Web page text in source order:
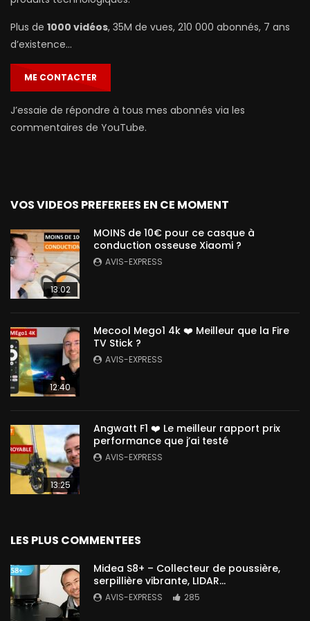
Plus de 1000 vidéos, 35M de vues, 210 000 abonnés, 7 ans
d’existence…
ME CONTACTER
J’essaie de répondre à tous mes abonnés via les
commentaires de YouTube.
VOS VIDEOS PREFEREES EN CE MOMENT
13:02
MOINS de 10€ pour ce casque à
conduction osseuse Xiaomi ?
AVIS-EXPRESS
12:40
Mecool Mego1 4k ❤️ Meilleur que la Fire
TV Stick ?
AVIS-EXPRESS
13:25
Angwatt F1 ❤️ Le meilleur rapport prix
performance que j’ai testé
AVIS-EXPRESS
LES PLUS COMMENTEES
Midea S8+ – Collecteur de poussière,
serpillière vibrante, LIDAR…
AVIS-EXPRESS 285